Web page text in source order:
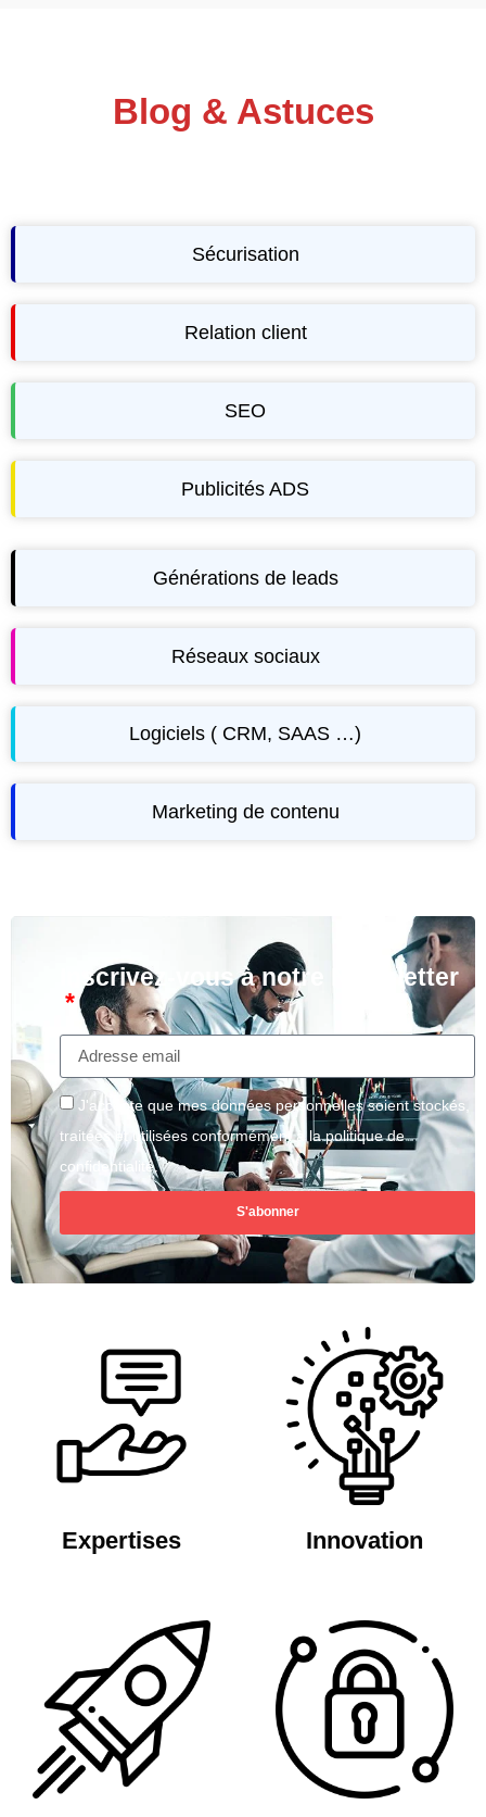
Blog & Astuces
Sécurisation
Relation client
SEO
Publicités ADS
Générations de leads
Réseaux sociaux
Logiciels ( CRM, SAAS …)
Marketing de contenu
Inscrivez-vous à notre Newsletter
J'accepte que mes données personnelles soient stockés,
traitées et utilisées conformément à la politique de
confidentialité.
S'abonner
Expertises Innovation